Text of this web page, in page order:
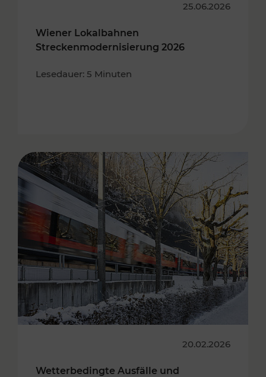
25.06.2026
Wiener Lokalbahnen
Streckenmodernisierung 2026
Lesedauer: 5 Minuten
20.02.2026
Wetterbedingte Ausfälle und